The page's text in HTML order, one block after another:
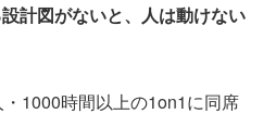
計図がないと、人は動けない
1000時間以上の1on1に同席